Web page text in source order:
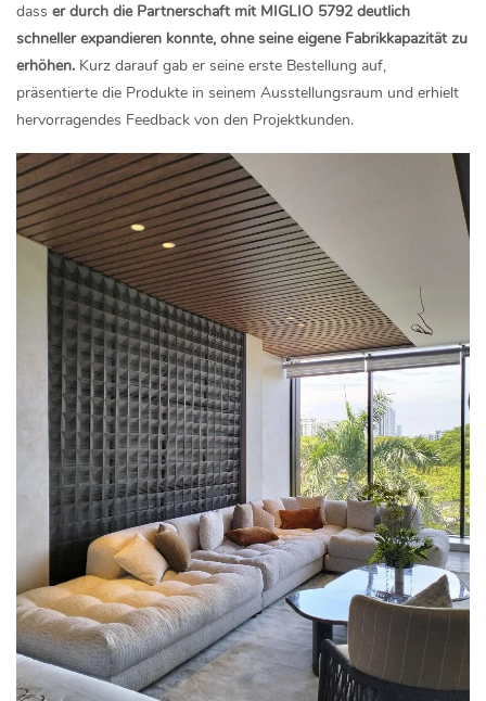
dass er durch die Partnerschaft mit MIGLIO 5792 deutlich
schneller expandieren konnte, ohne seine eigene Fabrikkapazität zu
erhöhen. Kurz darauf gab er seine erste Bestellung auf,
präsentierte die Produkte in seinem Ausstellungsraum und erhielt
hervorragendes Feedback von den Projektkunden.